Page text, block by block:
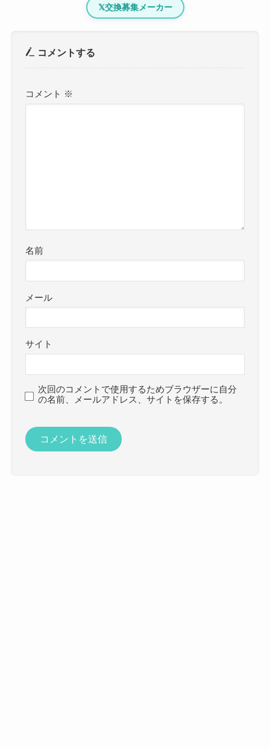
𝕏交換募集メーカー
コメントする
コメント ※
名前
メール
サイト
次回のコメントで使用するためブラウザーに自分
の名前、メールアドレス、サイトを保存する。